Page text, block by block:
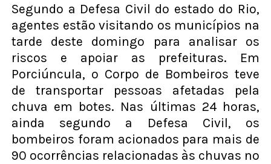
Segundo a Defesa Civil do estado do Rio,
agentes estão visitando os municípios na
tarde deste domingo para analisar os
riscos e apoiar as prefeituras. Em
Porciúncula, o Corpo de Bombeiros teve
de transportar pessoas afetadas pela
chuva em botes. Nas últimas 24 horas,
ainda segundo a Defesa Civil, os
bombeiros foram acionados para mais de
90 ocorrências relacionadas às chuvas no